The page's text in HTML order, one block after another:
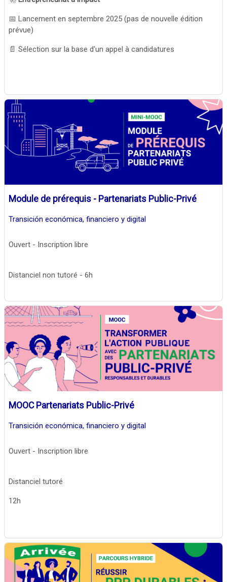
📅 Lancement en septembre 2025 (pas de nouvelle édition
prévue)
📄 Sélection sur la base d'un appel à candidatures
Module de prérequis - Partenariats Public-Privé
Transición económica, financiero y digital
Ouvert - Inscription libre
Distanciel non tutoré - 6h
MOOC Partenariats Public-Privé
Transición económica, financiero y digital
Ouvert - Inscription libre
Distanciel tutoré
12h